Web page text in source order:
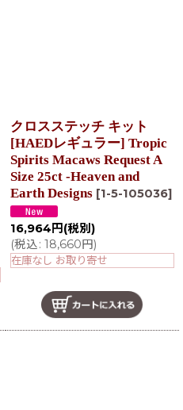
クロスステッチ キット
[HAEDレギュラー] Tropic
Spirits Macaws Request A
Size 25ct -Heaven and
Earth Designs [1-5-105036]
16,964 円 (税別)
(税込: 18,660円)
在庫なし お取り寄せ